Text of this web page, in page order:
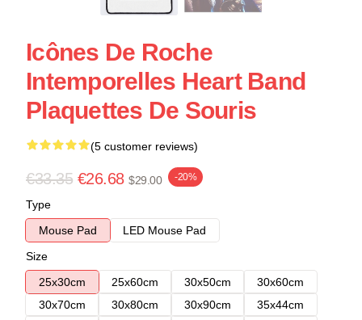
Icônes De Roche
Intemporelles Heart Band
Plaquettes De Souris
(5 customer reviews)
€33.35 €26.68 $29.00 -20%
Type
Mouse Pad
LED Mouse Pad
Size
25x30cm
25x60cm 30x50cm
30x60cm
30x70cm
30x80cm 30x90cm
35x44cm